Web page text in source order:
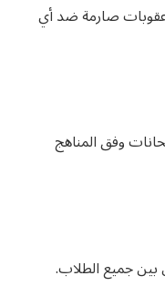
صارمة ضد أي
وفق المناهج
بين جميع الطلاب.